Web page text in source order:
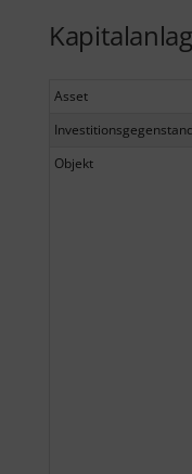
Asset
Investitionsgegenstand
Objekt